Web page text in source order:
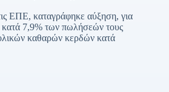
ΕΠΕ, καταγράφηκε αύξηση, για
κατά 7,9% των πωλήσεών τους
καθαρών κερδών κατά